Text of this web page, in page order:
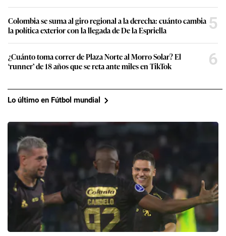
Colombia se suma al giro regional a la derecha: cuánto cambia
la política exterior con la llegada de De la Espriella
5
¿Cuánto toma correr de Plaza Norte al Morro Solar? El
‘runner’ de 18 años que se reta ante miles en TikTok
6
Lo último en Fútbol mundial